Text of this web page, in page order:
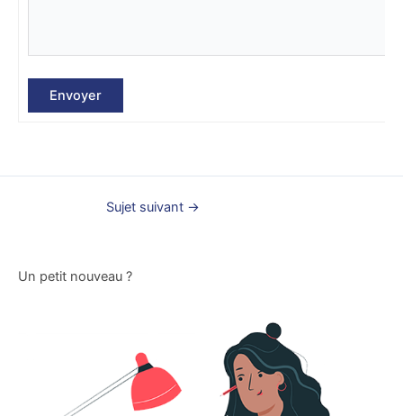
Envoyer
Sujet suivant →
Un petit nouveau ?